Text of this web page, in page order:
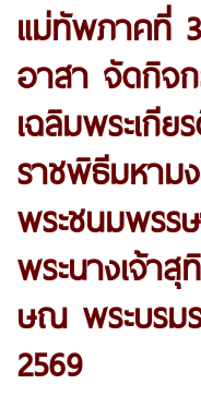
แม่ทัพภาคที่
อาสา จัดกิจ
เฉลิมพระเกีย
ราชพิธีมหาม
พระชนมพรร
พระนางเจ้า
ษณ พระบรม
2569